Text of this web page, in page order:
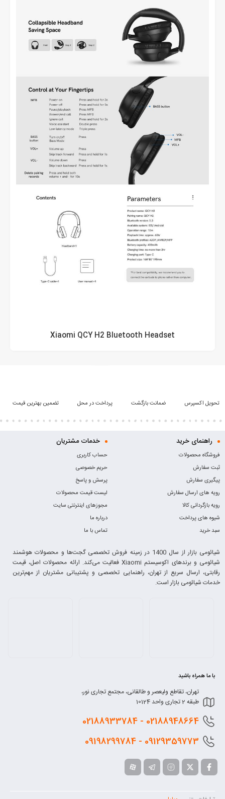
Xiaomi QCY H2 Bluetooth Headset
تحویل اکسپرس ضمانت بازگشت پرداخت در محل تضمین بهترین قیمت
راهنمای خرید
فروشگاه محصولات
ثبت سفارش
پیگیری سفارش
رویه های ارسال سفارش
رویه بازگردانی کالا
شیوه های پرداخت
سبد خرید
خدمات مشتریان
حساب کاربری
حریم خصوصی
پرسش و پاسخ
لیست قیمت محصولات
مجوزهای اینترنتی سایت
درباره ما
تماس با ما
شیائومی بازار از سال 1400 در زمینه فروش تخصصی گجت‌ها و محصولات هوشمند
شیائومی و برندهای اکوسیستم Xiaomi فعالیت می‌کند. ارائه محصولات اصل، قیمت
رقابتی، ارسال سریع از تهران، راهنمایی تخصصی و پشتیبانی مشتریان از مهم‌ترین
خدمات شیائومی بازار است.
با ما همراه باشید
تهران، تقاطع ولیعصر و طالقانی، مجتمع تجاری نور،
طبقه 2 تجاری واحد 10124
02188948664 - 02188933784
09129359773 - 09198299784